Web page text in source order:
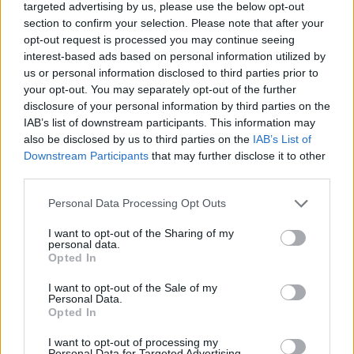
targeted advertising by us, please use the below opt-out
section to confirm your selection. Please note that after your
opt-out request is processed you may continue seeing
interest-based ads based on personal information utilized by
us or personal information disclosed to third parties prior to
your opt-out. You may separately opt-out of the further
disclosure of your personal information by third parties on the
IAB’s list of downstream participants. This information may
also be disclosed by us to third parties on the IAB’s List of
Downstream Participants that may further disclose it to other
Personal Data Processing Opt Outs
I want to opt-out of the Sharing of my
personal data.
Opted In
I want to opt-out of the Sale of my
Personal Data.
Opted In
I want to opt-out of processing my
Στη δυτική επιχειρηματική σκέψη, η επιτυχία συχνά
νοείται ως ατομικός θρίαμβος. Στην ιαπωνική
προσέγγιση, όμως, η επιβίωση μιας επιχείρησης
θεωρείταιαδιαχώριστη από την υγεία του
οικοσυστήματος γύρω της - ναι, ακόμη και από την
επιβίωση των ανταγωνιστών της.
Η λογική αυτή βρήκε την πιο συστηματική της
διατύπωση το 1997, όταν ο
επίτιμος πρόεδρος της Canon
, παρουσίασε στο